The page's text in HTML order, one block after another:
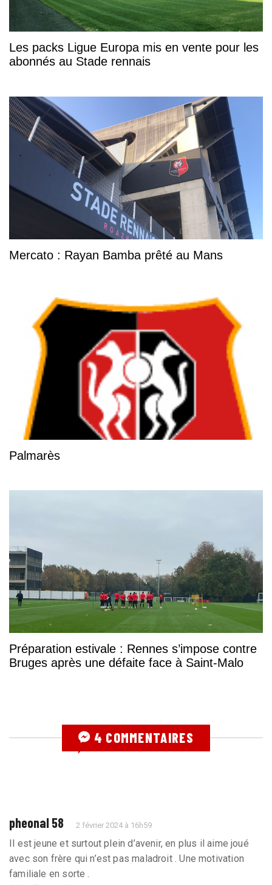
Les packs Ligue Europa mis en vente pour les
abonnés au Stade rennais
Mercato : Rayan Bamba prêté au Mans
Palmarès
Préparation estivale : Rennes s’impose contre
Bruges après une défaite face à Saint-Malo
4 COMMENTAIRES
pheonal 58 2 février 2024 à 16h59
Il est jeune et surtout plein d’avenir, en plus il aime joué
avec son frère qui n’est pas maladroit . Une motivation
familiale en sorte .